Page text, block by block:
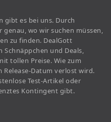
gibt es bei uns. Durch
genau, wo wir suchen müssen,
zu finden. DealGott
und Deals,
tollen Preise. Wie zum
Release-Datum verlost wird.
Test-Artikel oder
Kontingent gibt.